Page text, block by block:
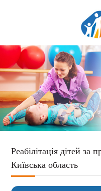
Реабілітація дітей
Київська область